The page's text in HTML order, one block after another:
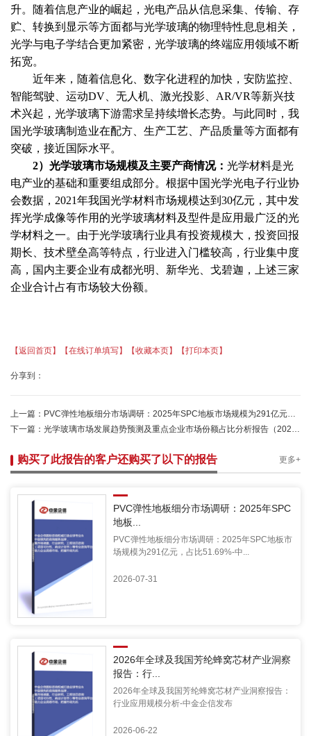
升。随着信息产业的崛起，光电产品从信息采集、传输、存
贮、转换到显示等方面都与光学玻璃的物理特性息息相关，
光学与电子学结合更加紧密，光学玻璃的终端应用领域不断
拓宽。
近年来，随着信息化、数字化进程的加快，安防监控、
智能驾驶、运动DV、无人机、激光投影、AR/VR等新兴技
术兴起，光学玻璃下游需求呈持续增长态势。与此同时，我
国光学玻璃制造业在配方、生产工艺、产品质量等方面都有
突破，接近国际水平。
2）光学玻璃市场规模及主要产商情况： 光学材料是光
电产业的基础和重要组成部分。根据中国光学光电子行业协
会数据， 2021年我国光学材料市场规模达到30亿元，其中发
挥光学成像等作用的光学玻璃材料及型件是应用最广泛的光
学材料之一。由于光学玻璃行业具有投资规模大，投资回报
期长、技术壁垒高等特点，行业进入门槛较高，行业集中度
高，国内主要企业有成都光明、新华光、戈碧迦，上述三家
企业合计占有市场较大份额。
【返回首页】 【在线订单填写】 【收藏本页】 【打印本页】
分享到：
上一篇： PVC弹性地板细分市场调研：2025年SPC地板市场规模为291亿元，占比51.69%-中金企信发布
下一篇： 光学玻璃市场发展趋势预测及重点企业市场份额占比分析报告（2024版）
购买了此报告的客户还购买了以下的报告 更多+
PVC弹性地板细分市场调研：2025年SPC
地板...
PVC弹性地板细分市场调研：2025年SPC地板市
场规模为291亿元，占比51.69%-中...
2026-07-31
2026年全球及我国芳纶蜂窝芯材产业洞察
报告：行...
2026年全球及我国芳纶蜂窝芯材产业洞察报告：
行业应用规模分析-中金企信发布
2026-06-22